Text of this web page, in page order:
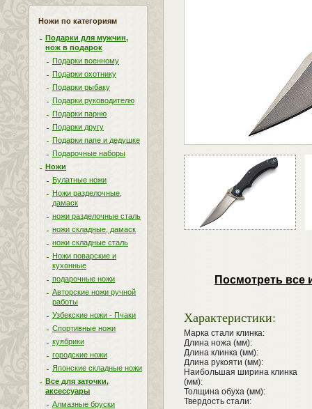
Ножи по категориям
Подарки для мужчин,
нож в подарок
Подарки военному
Подарки охотнику
Подарки рыбаку
Подарки руководителю
Подарки парню
Подарки другу
Подарки папе и дедушке
Подарочные наборы
Ножи
Булатные ножи
Ножи разделочные,
дамаск
ножи разделочные сталь
ножи складные, дамаск
ножи складные сталь
Ножи поварские и
кухонные
подарочные ножи
Авторские ножи ручной
работы
Узбекские ножи - Пчаки
Спортивные ножи
куябрики
городские ножи
Японские складные ножи
Все для заточки,
аксессуары
Алмазные бруски
Посмотреть все
Характеристики:
Марка стали клинка:
Длина ножа (мм):
Длина клинка (мм):
Длина рукояти (мм):
Наибольшая ширина клинка
(мм):
Толщина обуха (мм):
Твердость стали: